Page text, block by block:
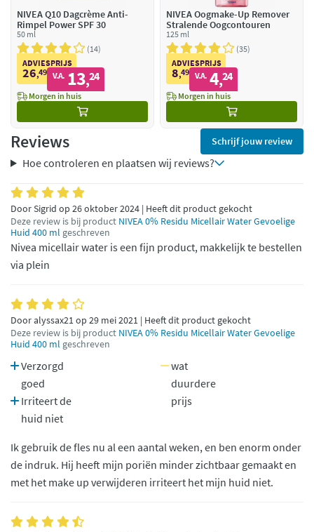
NIVEA Q10 Dagcrème Anti-
Rimpel Power SPF 30
50 ml
14
ADVIESPRIJS
26,49 V.A. 13,24
Morgen in huis
NIVEA Oogmake-Up Remover
Stralende Oogcontouren
125 ml
35
ADVIESPRIJS
8,49 V.A. 4,24
Morgen in huis
Reviews Schrijf jouw review
Hoe controleren en plaatsen wij reviews?
Door Sigrid op 26 oktober 2024 | Heeft dit product gekocht
Deze review is bij product NIVEA 0% Residu Micellair Water Gevoelige
Huid 400 ml geschreven
Nivea micellair water is een fijn product, makkelijk te bestellen
via plein
Door alyssax21 op 29 mei 2021 | Heeft dit product gekocht
Deze review is bij product NIVEA 0% Residu Micellair Water Gevoelige
Huid 400 ml geschreven
Verzorgd
goed
Irriteert de
huid niet
wat
duurdere
prijs
Ik gebruik de fles nu al een aantal weken, en ben enorm onder
de indruk. Hij heeft mijn poriën minder zichtbaar gemaakt en
met het make up verwijderen irriteert het mijn huid niet.